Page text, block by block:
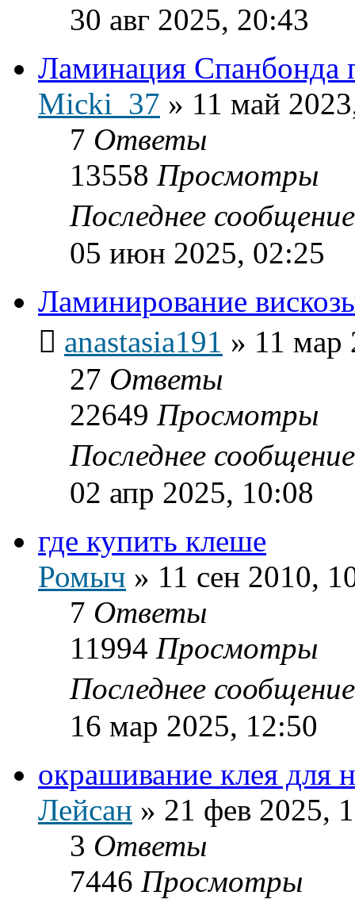
30 авг 2025, 20:43
Ламинация Спанбонда
Micki_37 » 11 май
7 Ответы
13558 Просмотры
Последнее
05 июн 2025, 02:25
Ламинирование
anastasia191 » 11 мар
27 Ответы
22649 Просмотры
Последнее
02 апр 2025, 10:08
где купить клеше
Ромыч » 11 сен 2010,
7 Ответы
11994 Просмотры
Последнее
16 мар 2025, 12:50
окрашивание клея для
Лейсан » 21 фев 2025,
3 Ответы
7446 Просмотры